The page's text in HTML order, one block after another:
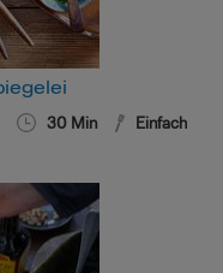
30 Min Einfach